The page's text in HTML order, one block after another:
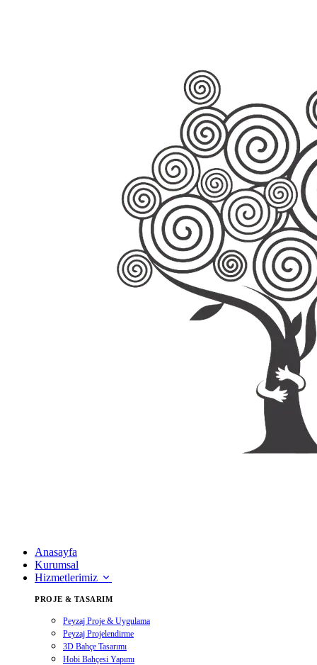
Anasayfa
Kurumsal
Hizmetlerimiz
PROJE & TASARIM
Peyzaj Proje & Uygulama
Peyzaj Projelendirme
3D Bahçe Tasarımı
Hobi Bahçesi Yapımı